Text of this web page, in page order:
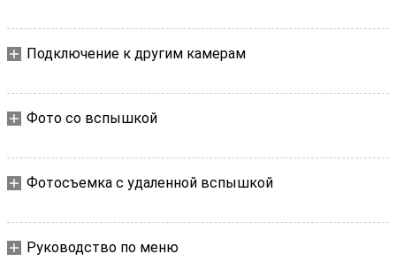
Подключение к другим камерам
Фото со вспышкой
Фотосъемка с удаленной вспышкой
Руководство по меню